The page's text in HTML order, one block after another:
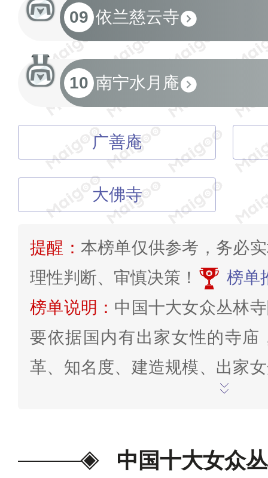
09 依兰慈云寺
10 南宁水月庵
广善庵
大佛寺
提醒： 本榜单仅供参考，务必
理性判断、审慎决策！
榜单
榜单说明： 中国十大女众丛林
要依据国内有出家女性的寺庙
革、知名度、建造规模、出家
数、影响力、著名僧侣、社
考，意在帮助您了解中国女众
中国十大女众